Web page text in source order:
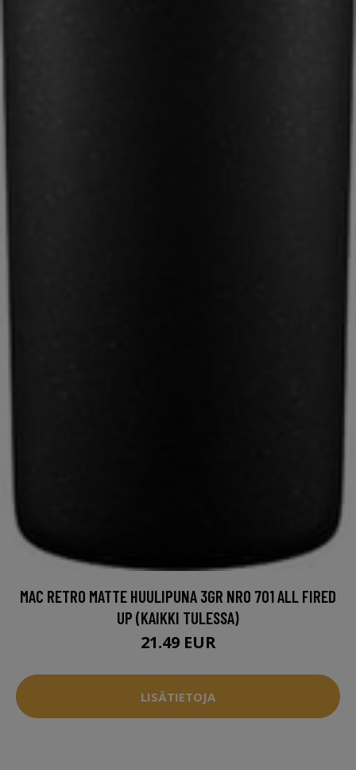
MAC RETRO MATTE HUULIPUNA 3GR NRO 701 ALL FIRED
UP (KAIKKI TULESSA)
21.49 EUR
LISÄTIETOJA